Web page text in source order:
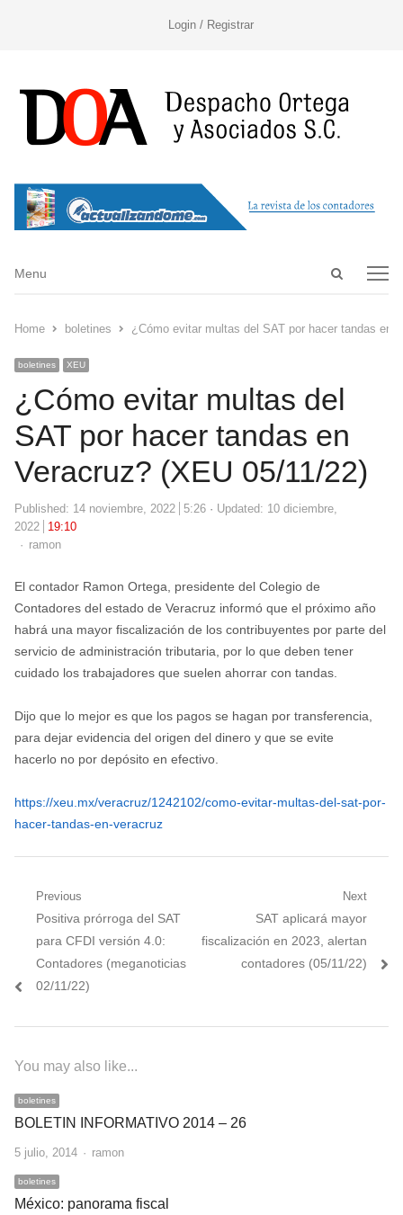
Login / Registrar
Open
Menu
Menu
Home boletines ¿Cómo evitar multas del SAT por hacer tandas en
boletines XEU
¿Cómo evitar multas del
SAT por hacer tandas en
Veracruz? (XEU 05/11/22)
Published: 14 noviembre, 2022 5:26
Updated: 10 diciembre,
2022
19:10
Author
ramon
El contador Ramon Ortega, presidente del Colegio de
Contadores del estado de Veracruz informó que el próximo año
habrá una mayor fiscalización de los contribuyentes por parte del
servicio de administración tributaria, por lo que deben tener
cuidado los trabajadores que suelen ahorrar con tandas.
Dijo que lo mejor es que los pagos se hagan por transferencia,
para dejar evidencia del origen del dinero y que se evite
hacerlo no por depósito en efectivo.
https://xeu.mx/veracruz/1242102/como-evitar-multas-del-sat-por-
hacer-tandas-en-veracruz
Navegación
entradas
Previous
Previous
post:
Positiva prórroga del SAT
para CFDI versión 4.0:
Contadores (meganoticias
02/11/22)
Next
Next
post:
SAT aplicará mayor
fiscalización en 2023, alertan
contadores (05/11/22)
You may also like...
boletines
BOLETIN INFORMATIVO 2014 – 26
5 julio, 2014 Author
ramon
boletines
México: panorama fiscal